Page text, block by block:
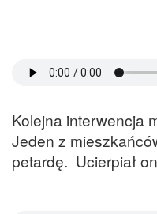
Kolejna interwencja
Jeden z
petardę. Ucierpiał